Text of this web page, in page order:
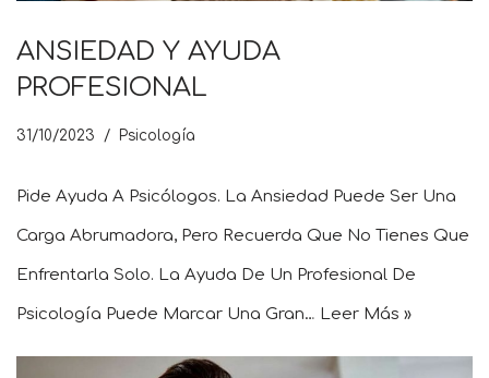
ANSIEDAD Y AYUDA
PROFESIONAL
31/10/2023 Psicología
Pide Ayuda A Psicólogos. La Ansiedad Puede Ser Una
Carga Abrumadora, Pero Recuerda Que No Tienes Que
Enfrentarla Solo. La Ayuda De Un Profesional De
Psicología Puede Marcar Una Gran… Leer Más »